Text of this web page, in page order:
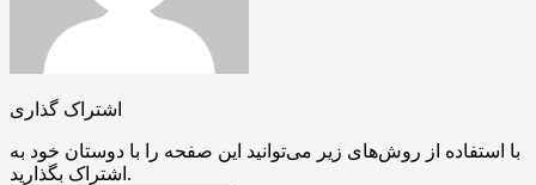
اشتراک گذاری
با استفاده از روش‌های زیر می‌توانید این صفحه را با دوستان خود به
اشتراک بگذارید.